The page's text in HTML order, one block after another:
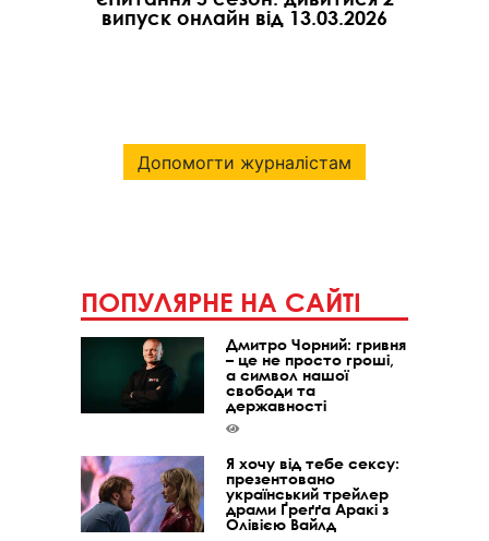
випуск онлайн від 13.03.2026
Допомогти журналістам
ПОПУЛЯРНЕ НА САЙТІ
Дмитро Чорний: гривня
– це не просто гроші,
а символ нашої
свободи та
державності
Я хочу від тебе сексу:
презентовано
український трейлер
драми Ґреґґа Аракі з
Олівією Вайлд